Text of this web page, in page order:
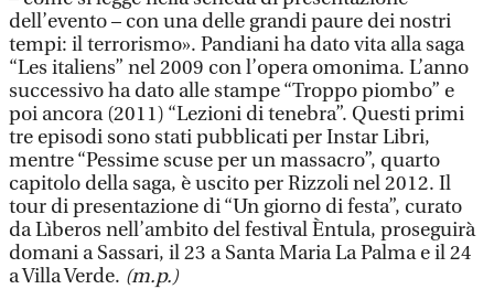
dell’evento – con una delle grandi paure dei nostri
tempi: il terrorismo». Pandiani ha dato vita alla saga
“Les italiens” nel 2009 con l’opera omonima. L’anno
successivo ha dato alle stampe “Troppo piombo” e
poi ancora (2011) “Lezioni di tenebra”. Questi primi
tre episodi sono stati pubblicati per Instar Libri,
mentre “Pessime scuse per un massacro”, quarto
capitolo della saga, è uscito per Rizzoli nel 2012. Il
tour di presentazione di “Un giorno di festa”, curato
da Lìberos nell’ambito del festival Èntula, proseguirà
domani a Sassari, il 23 a Santa Maria La Palma e il 24
a Villa Verde. (m.p.)